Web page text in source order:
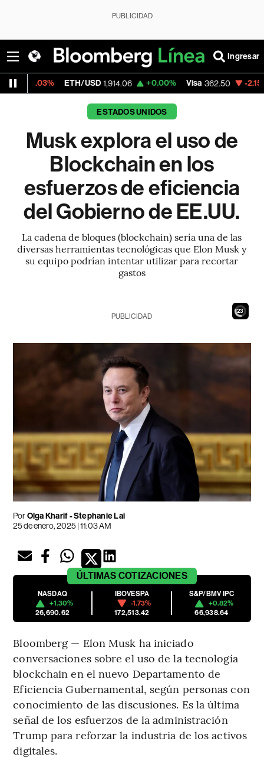
PUBLICIDAD
Ingresar
ETH/USD 1,914.06 +0.00% Visa 362.50 -2.15%
ESTADOS UNIDOS
Musk explora el uso de
Blockchain en los
esfuerzos de eficiencia
del Gobierno de EE.UU.
La cadena de bloques (blockchain) sería una de las
diversas herramientas tecnológicas que Elon Musk y
su equipo podrían intentar utilizar para recortar
gastos
21
PUBLICIDAD
PorOlga Kharif - Stephanie Lai
25 de enero, 2025 | 11:03 AM
ÚLTIMAS COTIZACIONES
NASDAQ
+1.30%
26,690.62
IBOVESPA
-1.73%
172,513.42
S&P/BMV IPC
+0.82%
66,938.64
Bloomberg — Elon Musk ha iniciado
conversaciones sobre el uso de la tecnología
blockchain en el nuevo Departamento de
Eficiencia Gubernamental, según personas con
conocimiento de las discusiones. Es la última
señal de los esfuerzos de la administración
Trump para reforzar la industria de los activos
digitales.